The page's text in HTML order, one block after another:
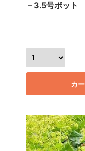
－3.5号ポット
カ